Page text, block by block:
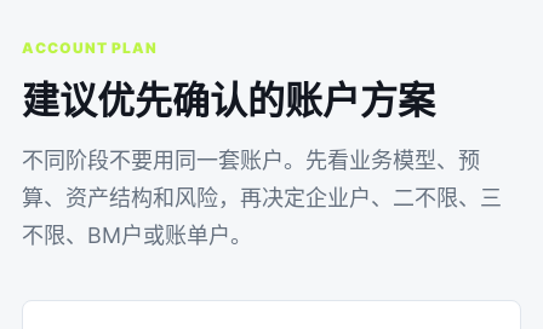
ACCOUNT PLAN
建议优先确认的账户方案
不同阶段不要用同一套账户。先看业务模型、预
算、资产结构和风险，再决定企业户、二不限、三
不限、BM户或账单户。